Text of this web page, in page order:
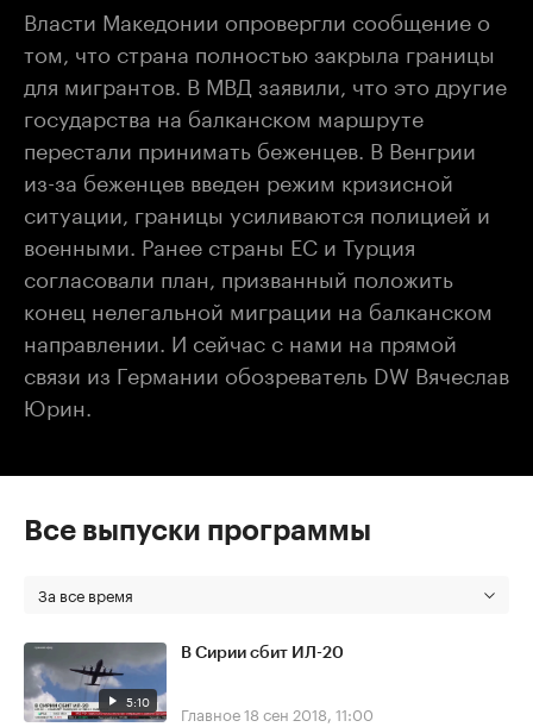
Власти Македонии опровергли сообщение о
том, что страна полностью закрыла границы
для мигрантов. В МВД заявили, что это другие
государства на балканском маршруте
перестали принимать беженцев. В Венгрии
из-за беженцев введен режим кризисной
ситуации, границы усиливаются полицией и
военными. Ранее страны ЕС и Турция
согласовали план, призванный положить
конец нелегальной миграции на балканском
направлении. И сейчас с нами на прямой
связи из Германии обозреватель DW Вячеслав
Юрин.
Все выпуски программы
За все время
5:10
В Сирии сбит ИЛ-20
Главное18 сен 2018, 11:00